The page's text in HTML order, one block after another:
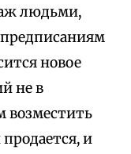
людьми,
новое
не в
возместить
и